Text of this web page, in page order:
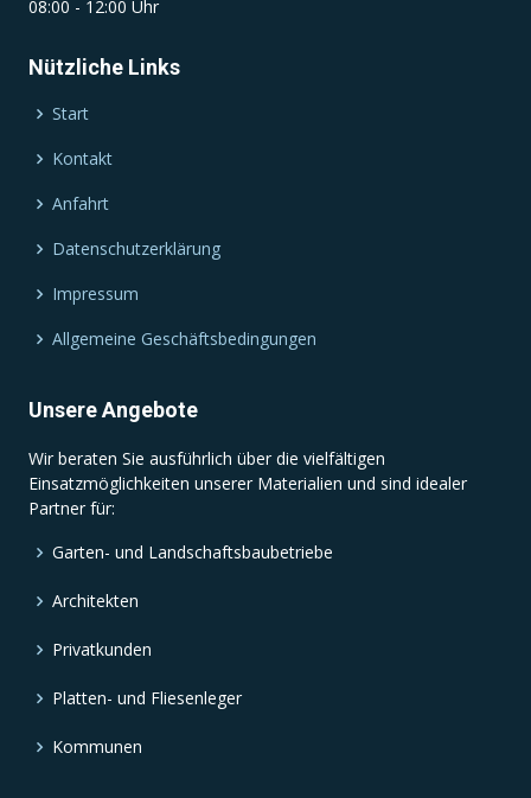
08:00 - 12:00 Uhr
Nützliche Links
Start
Kontakt
Anfahrt
Datenschutzerklärung
Impressum
Allgemeine Geschäftsbedingungen
Unsere Angebote
Wir beraten Sie ausführlich über die vielfältigen
Einsatzmöglichkeiten unserer Materialien und sind idealer
Partner für:
Garten- und Landschaftsbaubetriebe
Architekten
Privatkunden
Platten- und Fliesenleger
Kommunen